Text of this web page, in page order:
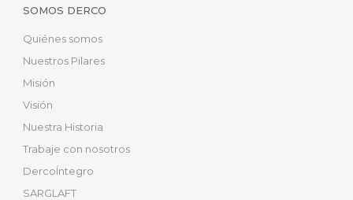
SOMOS DERCO
Quiénes somos
Nuestros Pilares
Misión
Visión
Nuestra Historia
Trabaje con nosotros
DercoÍntegro
SARGLAFT